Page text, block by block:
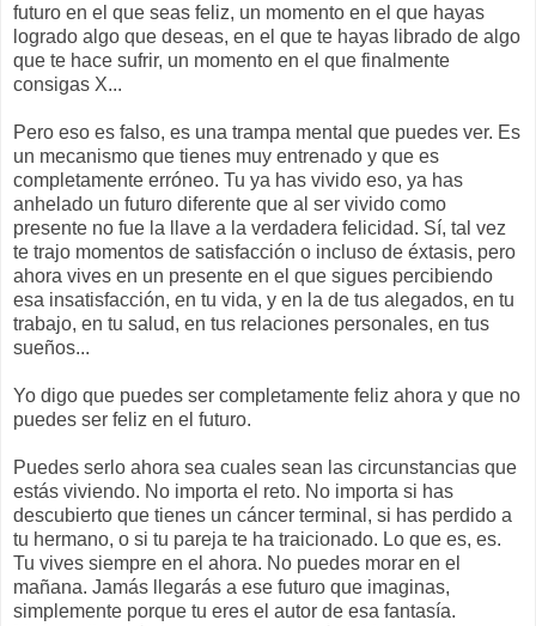
futuro en el que seas feliz, un momento en el que hayas
logrado algo que deseas, en el que te hayas librado de algo
que te hace sufrir, un momento en el que finalmente
consigas X...
Pero eso es falso, es una trampa mental que puedes ver. Es
un mecanismo que tienes muy entrenado y que es
completamente erróneo. Tu ya has vivido eso, ya has
anhelado un futuro diferente que al ser vivido como
presente no fue la llave a la verdadera felicidad. Sí, tal vez
te trajo momentos de satisfacción o incluso de éxtasis, pero
ahora vives en un presente en el que sigues percibiendo
esa insatisfacción, en tu vida, y en la de tus alegados, en tu
trabajo, en tu salud, en tus relaciones personales, en tus
sueños...
Yo digo que puedes ser completamente feliz ahora y que no
puedes ser feliz en el futuro.
Puedes serlo ahora sea cuales sean las circunstancias que
estás viviendo. No importa el reto. No importa si has
descubierto que tienes un cáncer terminal, si has perdido a
tu hermano, o si tu pareja te ha traicionado. Lo que es, es.
Tu vives siempre en el ahora. No puedes morar en el
mañana. Jamás llegarás a ese futuro que imaginas,
simplemente porque tu eres el autor de esa fantasía.